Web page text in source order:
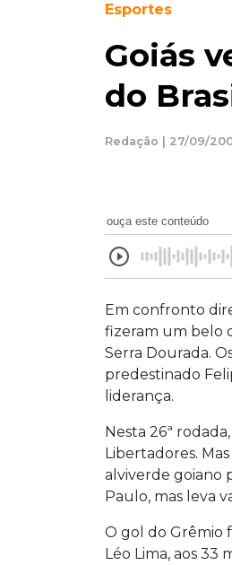
Esportes
Goiás
do
Redação | 27/09/
ouça este conteúdo
Em confronto
fizeram um belo
Serra Dourada.
predestinado
liderança.
Nesta 26ª
Libertadores.
alviverde goiano
Paulo, mas leva
O gol do Grêmio
Léo Lima, aos 33